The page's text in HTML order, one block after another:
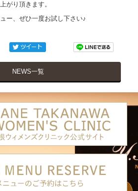
がり頂きます。
ー、ぜひ一度お試し下さい♪
NEWS一覧